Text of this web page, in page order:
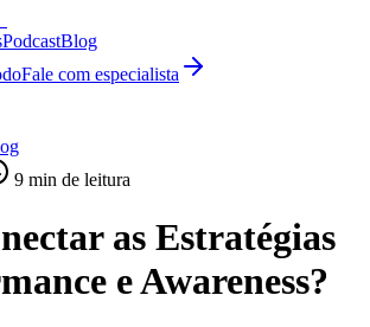
PodcastBlog
Fale com especialista
9 min de leitura
as Estratégias
e Awareness?